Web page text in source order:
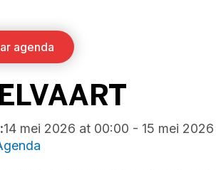
agenda
14 mei 2026 at 00:00 - 15 mei 2026